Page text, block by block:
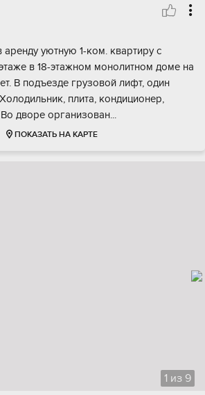
аренду уютную 1-ком. квартиру с
в 18-этажном монолитном доме на
В подъезде грузовой лифт, один
плита, кондиционер,
дворе организован...
ПОКАЗАТЬ НА КАРТЕ
1 из 9